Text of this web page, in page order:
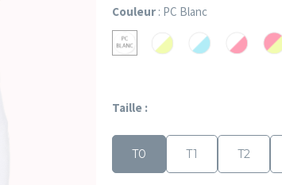
Couleur : PC Blanc
PC
PC
PC
PC
PC
Taille :
T0 T1 T2